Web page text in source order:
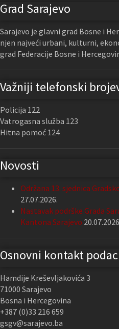
Grad Sarajevo
Sarajevo je glavni grad Bosne i
njen najveći urbani, kulturni,
grad Federacije Bosne i
Važniji telefonski
Policija 122
Vatrogasna služba 123
Hitna pomoć 124
Novosti
Održana 13. sjednica
27.07.2026.
Nastavak podrške Grada
Kantona Sarajevo
Osnovni kontakt
Hamdije Kreševljakovića 3
71000 Sarajevo
Bosna i Hercegovina
+387 (0)33 216 659
gsgv@sarajevo.ba